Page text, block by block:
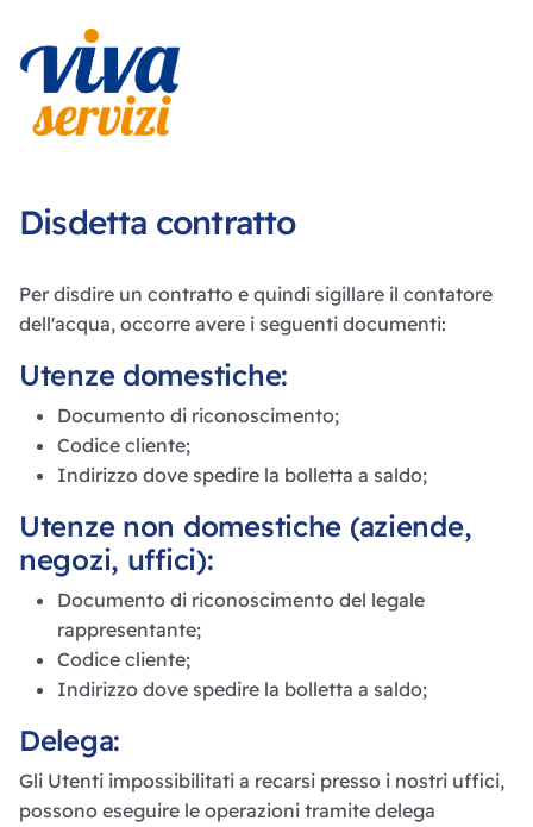
Disdetta contratto
Per disdire un contratto e quindi sigillare il contatore
dell'acqua, occorre avere i seguenti documenti:
Utenze domestiche:
Documento di riconoscimento;
Codice cliente;
Indirizzo dove spedire la bolletta a saldo;
Utenze non domestiche (aziende,
negozi, uffici):
Documento di riconoscimento del legale
rappresentante;
Codice cliente;
Indirizzo dove spedire la bolletta a saldo;
Delega:
Gli Utenti impossibilitati a recarsi presso i nostri uffici,
possono eseguire le operazioni tramite delega